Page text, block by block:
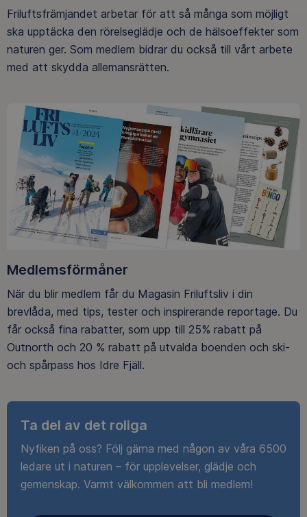
Friluftsfrämjandet arbetar för att så många som möjligt
ska upptäcka den rörelseglädje och de hälsoeffekter som
naturen ger. Som medlem bidrar du också till vårt arbete
med att skydda allemansrätten.
Medlemsförmåner
När du blir medlem får du Magasin Friluftsliv i din
brevlåda, med tips, tester och inspirerande reportage. Du
får också fina rabatter, som upp till 25% rabatt på
Outnorth och 20 % rabatt på utvalda boenden och ski-
och spårpass hos Idre Fjäll.
Ta del av det roliga
Nyfiken på oss? Följ gärna med någon av våra 6500
ledare ut i naturen – för upplevelser, glädje och
gemenskap. Varmt välkommen att bli medlem!